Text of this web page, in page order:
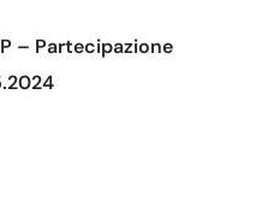
– Partecipazione